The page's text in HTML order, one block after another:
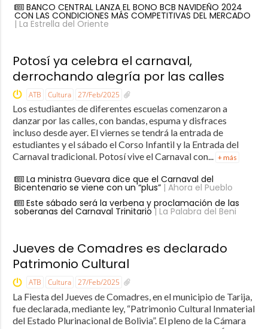
BANCO CENTRAL LANZA EL BONO BCB NAVIDEÑO 2024
CON LAS CONDICIONES MÁS COMPETITIVAS DEL MERCADO
| La Estrella del Oriente
Potosí ya celebra el carnaval,
derrochando alegría por las calles
ATB Cultura 27/Feb/2025
Los estudiantes de diferentes escuelas comenzaron a
danzar por las calles, con bandas, espuma y disfraces
incluso desde ayer. El viernes se tendrá la entrada de
estudiantes y el sábado el Corso Infantil y la Entrada del
Carnaval tradicional. Potosí vive el Carnaval con... + más
La ministra Guevara dice que el Carnaval del
Bicentenario se viene con un “plus”| Ahora el Pueblo
Este sábado será la verbena y proclamación de las
soberanas del Carnaval Trinitario | La Palabra del Beni
Jueves de Comadres es declarado
Patrimonio Cultural
ATB Cultura 27/Feb/2025
La Fiesta del Jueves de Comadres, en el municipio de Tarija,
fue declarada, mediante ley, “Patrimonio Cultural Inmaterial
del Estado Plurinacional de Bolivia”. El pleno de la Cámara